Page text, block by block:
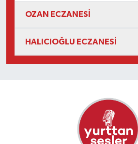
OZAN ECZANESİ
HALICIOĞLU ECZANESİ